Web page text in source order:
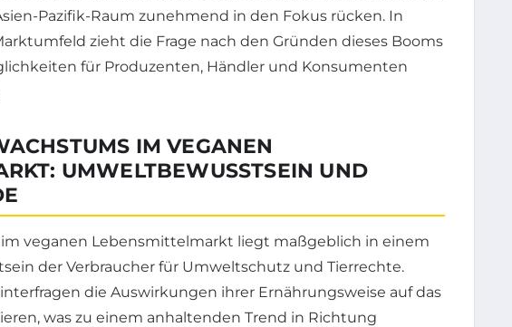
Pazifik-Raum zunehmend in den Fokus rücken. In
zieht die Frage nach den Gründen dieses Booms
für Produzenten, Händler und Konsumenten
IM VEGANEN
UMWELTBEWUSSTSEIN UND
veganen Lebensmittelmarkt liegt maßgeblich in einem
der Verbraucher für Umweltschutz und Tierrechte.
die Auswirkungen ihrer Ernährungsweise auf das
was zu einem anhaltenden Trend in Richtung